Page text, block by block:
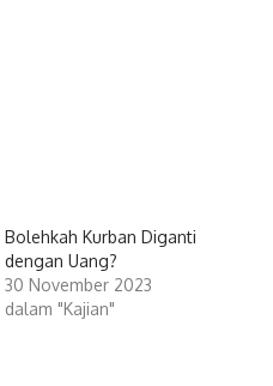
Bolehkah Kurban Diganti
dengan Uang?
30 November 2023
dalam "Kajian"